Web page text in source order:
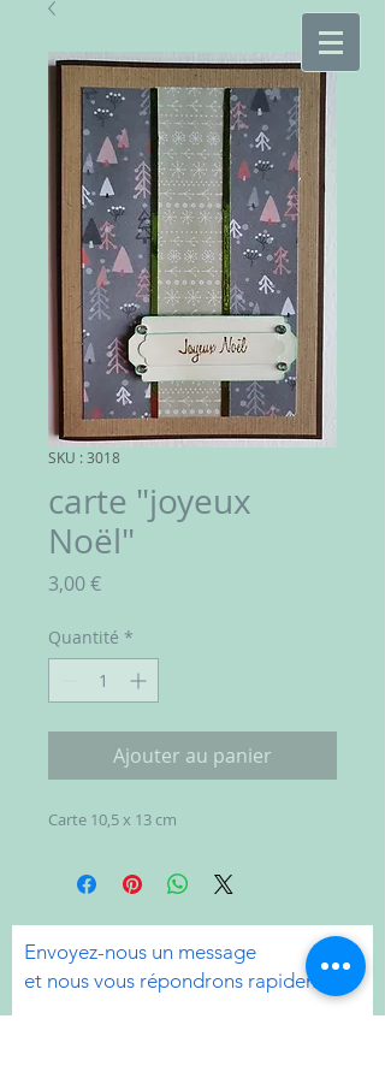
SKU : 3018
carte "joyeux
Noël"
3,00 €Prix
Quantité *
Ajouter au panier
Carte 10,5 x 13 cm
Envoyez-nous un message
et nous vous répondrons rapidement.